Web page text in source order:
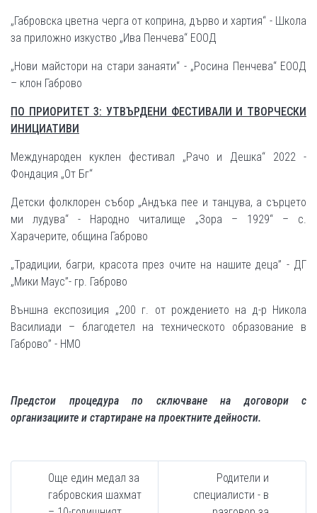
„Габровска цветна черга от коприна, дърво и хартия“ - Школа
за приложно изкуство „Ива Пенчева“ ЕООД
„Нови майстори на стари занаяти“ - „Росина Пенчева“ ЕООД
– клон Габрово
ПО ПРИОРИТЕТ 3: УТВЪРДЕНИ ФЕСТИВАЛИ И ТВОРЧЕСКИ
ИНИЦИАТИВИ
Международен куклен фестивал „Рачо и Дешка“ 2022 -
Фондация „От Бг“
Детски фолклорен събор „Андъка пее и танцува, а сърцето
ми лудува“ - Народно читалище „Зора – 1929“ – с.
Харачерите, община Габрово
„Традиции, багри, красота през очите на нашите деца” - ДГ
„Мики Маус”- гр. Габрово
Външна експозиция „200 г. от рождението на д-р Никола
Василиади – благодетел на техническото образование в
Габрово” - НМО
Предстои процедура по сключване на договори с
организациите и стартиране на проектните дейности.
Още един медал за
габровския шахмат
Родители и
специалисти - в